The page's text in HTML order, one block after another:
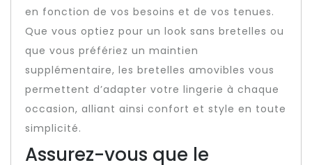
en fonction de vos besoins et de vos tenues.
Que vous optiez pour un look sans bretelles ou
que vous préfériez un maintien
supplémentaire, les bretelles amovibles vous
permettent d’adapter votre lingerie à chaque
occasion, alliant ainsi confort et style en toute
simplicité.
Assurez-vous que le